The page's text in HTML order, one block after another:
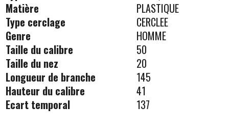
Matière
PLASTIQUE
Type cerclage
CERCLEE
Genre
HOMME
Taille du calibre
50
Taille du nez
20
Longueur de branche
145
Hauteur du calibre
41
Ecart temporal
137